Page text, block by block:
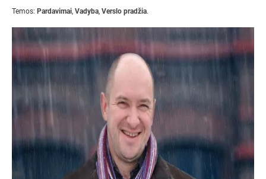
Temos: Pardavimai, Vadyba, Verslo pradžia.